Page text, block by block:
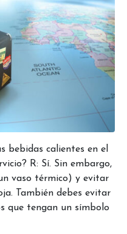
bebidas calientes en el
R: Sí. Sin embargo,
vaso térmico) y evitar
También debes evitar
que tengan un símbolo